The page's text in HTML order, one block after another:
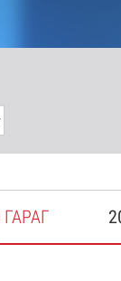
ГАРАГ